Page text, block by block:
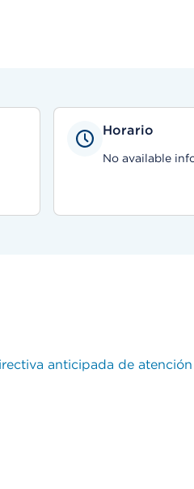
Horario
No available
anticipada de atención